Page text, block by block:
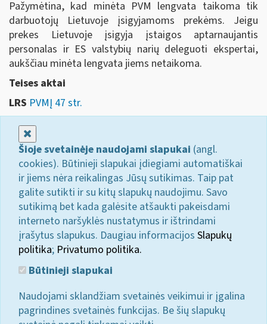
Pažymėtina, kad minėta PVM lengvata taikoma tik
darbuotojų Lietuvoje įsigyjamoms prekėms. Jeigu
prekes Lietuvoje įsigyja įstaigos aptarnaujantis
personalas ir ES valstybių narių deleguoti ekspertai,
aukščiau minėta lengvata jiems netaikoma.
Teises aktai
LRS PVMĮ 47 str.
Šioje svetainėje naudojami slapukai (angl.
cookies). Būtinieji slapukai įdiegiami automatiškai
ir jiems nėra reikalingas Jūsų sutikimas. Taip pat
galite sutikti ir su kitų slapukų naudojimu. Savo
sutikimą bet kada galėsite atšaukti pakeisdami
interneto naršyklės nustatymus ir ištrindami
įrašytus slapukus. Daugiau informacijos Slapukų
politika; Privatumo politika.
Būtinieji slapukai
Naudojami sklandžiam svetainės veikimui ir įgalina
pagrindines svetainės funkcijas. Be šių slapukų